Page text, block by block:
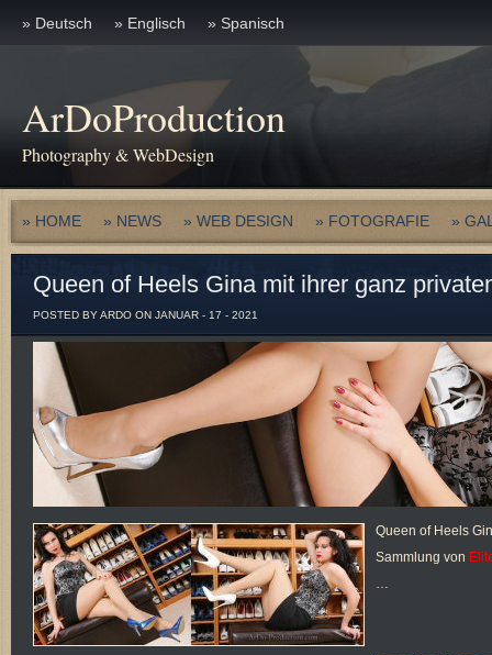
» Deutsch » Englisch » Spanisch
ArDoProduction
Photography & WebDesign
» HOME » NEWS » WEB DESIGN » FOTOGRAFIE »
Queen of Heels Gina mit ihrer ganz
POSTED BY ARDO ON JANUAR - 17 - 2021
Queen of Heels
Sammlung von
…